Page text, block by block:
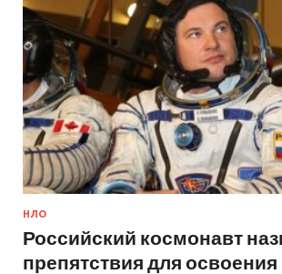
НЛО
Российский космонавт
препятствия для